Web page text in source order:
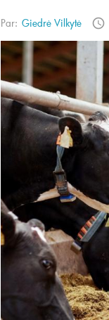
Par: Giedrė Vilkytė